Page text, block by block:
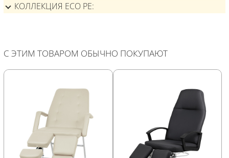
КОЛЛЕКЦИЯ ECO PE
С ЭТИМ ТОВАРОМ ОБЫЧНО ПОКУПАЮТ